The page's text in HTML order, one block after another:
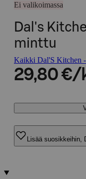
Ei valikoimassa
Dal's
minttu
Kaikki Dal'S Kitchen
29,80 €/
Lisää suosikkeihin,